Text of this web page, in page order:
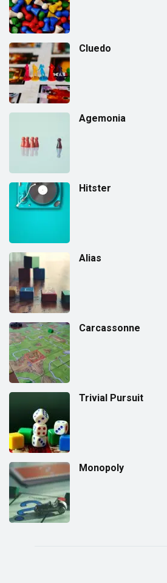
Cluedo
Agemonia
Hitster
Alias
Carcassonne
Trivial Pursuit
Monopoly